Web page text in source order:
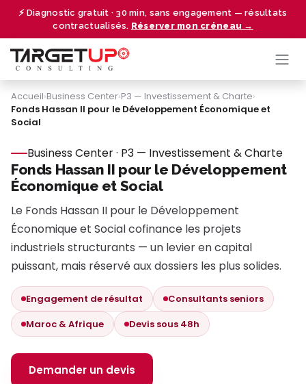
⚡ Diagnostic gratuit · 30 min, sans engagement — résultats
contractualisés. Réserver mon créneau →
Se rendre au contenu
Accueil›Business Center›P3 — Investissement & Charte›
Fonds Hassan II pour le Développement Économique et
Social
Business Center · P3 — Investissement & Charte
Fonds Hassan II pour le Développement
Économique et Social
Le Fonds Hassan II pour le Développement
Économique et Social cofinance les projets
industriels structurants — un levier en capital
puissant, mais réservé aux dossiers les plus solides.
Engagement de résultat
Consultants seniors
Maroc & Afrique
Devis sous 48h
Demander un devis